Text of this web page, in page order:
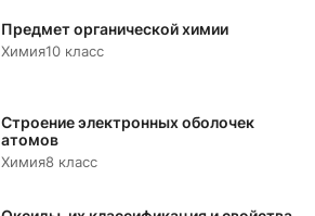
Предмет органической химии
Химия10 класс
Строение электронных оболочек
атомов
Химия8 класс